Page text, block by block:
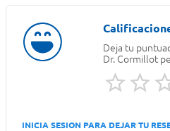
Deja tu
Dr. Cormillot
INICIA SESION PARA DEJAR TU